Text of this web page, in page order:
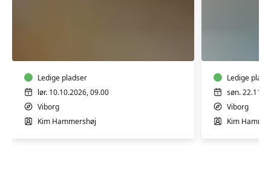
Ledige pladser
lør. 10.10.2026, 09.00
Viborg
Kim Hammershøj
Ledige
søn.
Viborg
Kim